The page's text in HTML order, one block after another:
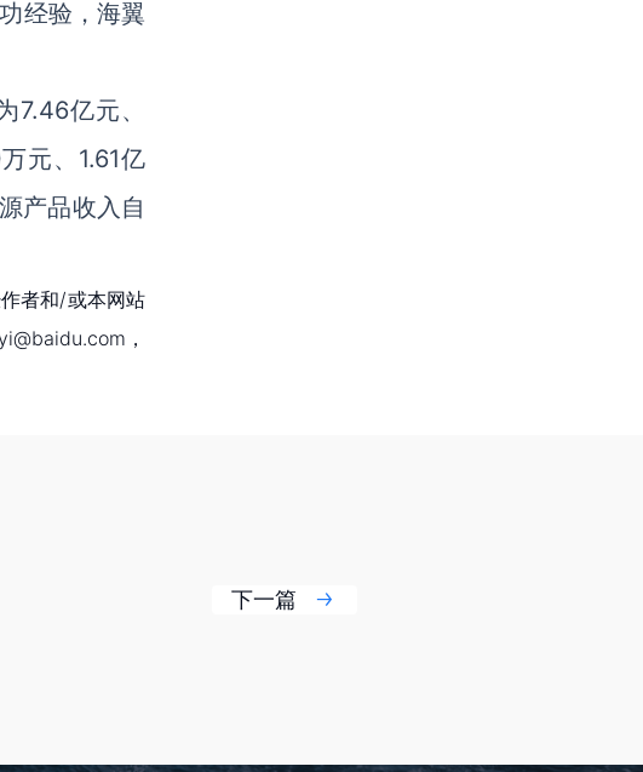
经验，海翼
亿元、
元、1.61亿
产品收入自
者和/或本网站
，
下一篇